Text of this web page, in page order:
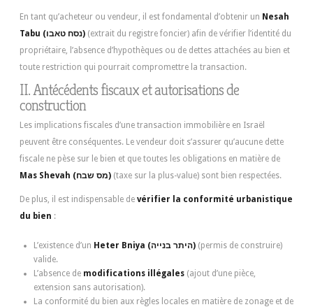
En tant qu’acheteur ou vendeur, il est fondamental d’obtenir un Nesah
Tabu (נסח טאבו) (extrait du registre foncier) afin de vérifier l’identité du
propriétaire, l’absence d’hypothèques ou de dettes attachées au bien et
toute restriction qui pourrait compromettre la transaction.
II. Antécédents fiscaux et autorisations de
construction
Les implications fiscales d’une transaction immobilière en Israël
peuvent être conséquentes. Le vendeur doit s’assurer qu’aucune dette
fiscale ne pèse sur le bien et que toutes les obligations en matière de
Mas Shevah (מס שבח) (taxe sur la plus-value) sont bien respectées.
De plus, il est indispensable de vérifier la conformité urbanistique
du bien :
L’existence d’un Heter Bniya (היתר בנייה) (permis de construire)
valide.
L’absence de modifications illégales (ajout d’une pièce,
extension sans autorisation).
La conformité du bien aux règles locales en matière de zonage et de